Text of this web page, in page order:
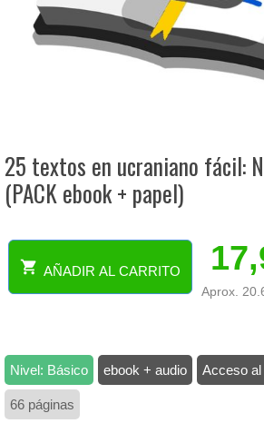
25 textos en ucraniano fácil:
(PACK ebook + papel)
textos
fácil:
Nivel
A1
AÑADIR AL CARRITO
Aprox.
Nivel: Básico ebook + audio Acceso
66 páginas